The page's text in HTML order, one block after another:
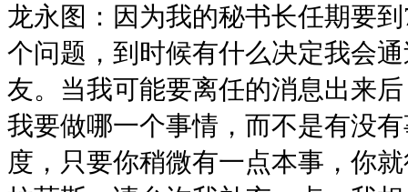
龙永图：因为我的秘书长任期要
个问题，到时候有什么决定我会
友。当我可能要离任的消息出来
我要做哪一个事情，而不是有没
度，只要你稍微有一点本事，你